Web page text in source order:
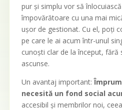
pur și simplu vor să
împovărătoare cu una mai
ușor de gestionat. Cu el, poți
pe care le ai acum într-unul
cunoști clar de la început, fără
ascunse.
Un avantaj important:
necesită un fond social
accesibil și membrilor noi,